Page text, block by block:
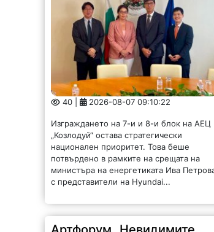
40 | 2026-08-07 09:10:22
Изграждането на 7-и и 8-и блок на АЕЦ
„Козлодуй“ остава стратегически
национален приоритет. Това беше
потвърдено в рамките на срещата на
министъра на енергетиката Ива
с представители на Hyundai...